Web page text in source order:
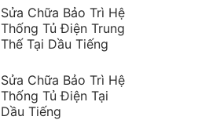
Sửa Chữa Bảo Trì Hệ
Thống Tủ Điện Trung
Thế Tại Dầu Tiếng
Sửa Chữa Bảo Trì Hệ
Thống Tủ Điện Tại
Dầu Tiếng